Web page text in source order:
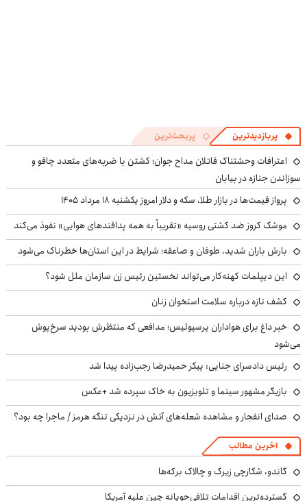
پربازدیدترین پربحث‌ترین
اعترافات وحشتناک قاتلان مداح جوان؛ کشتن با ضربه‌های متعدد چاقو و
سوزاندن جنازه در بیابان
پرواز قیمت‌ها در بازار طلا، سکه و دلار امروز یکشنبه ۱۸ مرداد ۱۴۰۵
موشک کروز ضد کشتی روسیه «تقریباً به همه پدافندهای هوایی» نفوذ می‌کند
بارش باران شدید، طوفان و صاعقه؛ شرایط در این استان‌ها خطرناک می‌شود
این دیپلمات کهنه‌کار می‌تواند نخستین رئیس زن سازمان ملل شود؟
کشف تازه درباره سلامت استخوان زنان
خبر داغ برای هواداران پرسپولیس؛ مدافعی که منتظرش بودید سرخ‌پوش
می‌شود
رئیس دادسرای جنایی: پیکر حمیدرضا رجب‌زاده پیدا شد
بازیگر مشهور سینما و تلویزیون به خاک سپرده شد +عکس
صدای انفجار و مشاهده شعله‌های آتش در نزدیکی تنگه هرمز / ماجرا چه بود؟
آخرین مطالب
گاندو، شکارچی زیرک و چالاک برکه‌ها
گسترده‌ترین اقدامات تلافی‌جویانه چین علیه آمریکا